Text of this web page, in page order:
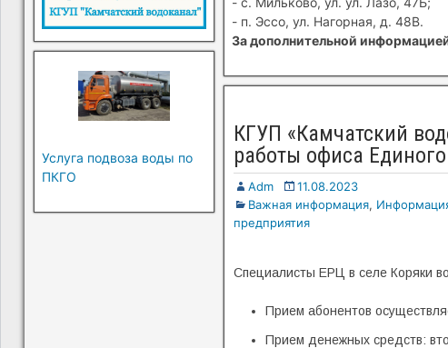
- п. Эссо, ул. Нагорная, д. 48В.
За дополнительной
КГУП «Камчатский
работы офиса
Adm
11.08.2023
Важная информация,
предприятия
Специалисты ЕРЦ в селе Коряки
Прием абонентов
Прием денежных средств:
Услуга подвоза воды по
ПКГО